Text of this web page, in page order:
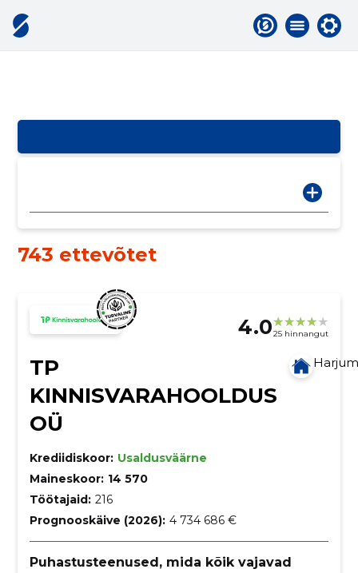
743 ettevõtet
4.025 hinnangut
TP
KINNISVARAHOOLDUS
OÜ
Krediidiskoor: Usaldusväärne
Maineskoor: 14 570
Töötajaid: 216
Prognooskäive (2026): 4 734 686 €
Puhastusteenused, mida kõik vajavad